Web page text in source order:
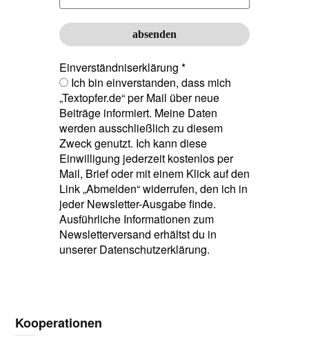
Einverständniserklärung *
Ich bin einverstanden, dass mich
„Textopfer.de“ per Mail über neue
Beiträge informiert. Meine Daten
werden ausschließlich zu diesem
Zweck genutzt. Ich kann diese
Einwilligung jederzeit kostenlos per
Mail, Brief oder mit einem Klick auf den
Link „Abmelden“ widerrufen, den ich in
jeder Newsletter-Ausgabe finde.
Ausführliche Informationen zum
Newsletterversand erhältst du in
unserer Datenschutzerklärung.
Kooperationen